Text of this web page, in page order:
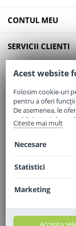
CONTUL MEU
SERVICII CLIENTI
CONTACT
Email:
Telefon:0745-964-
Adresa:Sos.
Acest website
Folosim cookie-uri
pentru a oferi
De asemenea, le
publicitate și de
folosiți site-ul
Citeste mai mult
Necesare
Statistici
Marketing
Accepta